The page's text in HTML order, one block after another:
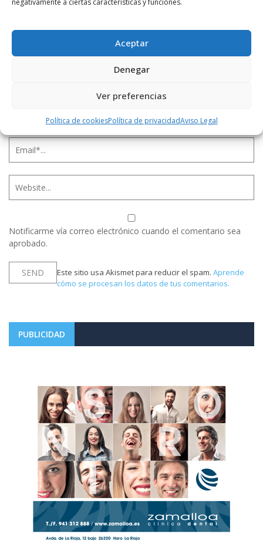
Aceptar
Denegar
Ver preferencias
Política de cookiesPolítica de privacidadAviso Legal
Notificarme vía correo electrónico cuando el comentario sea
aprobado.
Este sitio usa Akismet para reducir el spam. Aprende
cómo se procesan los datos de tus comentarios.
PUBLICIDAD